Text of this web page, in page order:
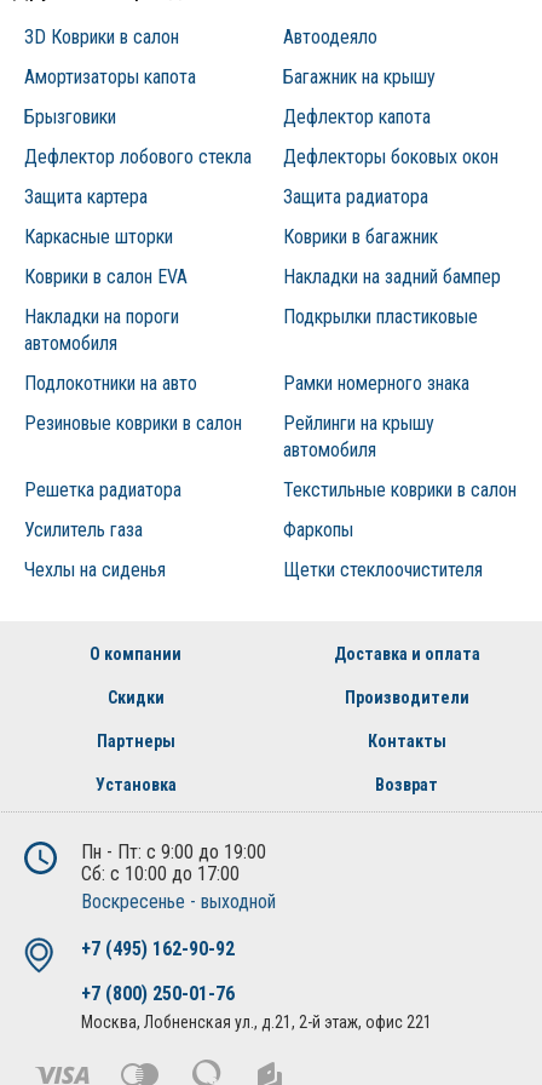
изготавливаются на высокоточном оборудовании с применением
современных технологических решений.
3D Коврики в салон
Автоодеяло
Амортизаторы капота
Багажник на крышу
Брызговики
Дефлектор капота
Дефлектор лобового стекла
Дефлекторы боковых окон
Защита картера
Защита радиатора
Каркасные шторки
Коврики в багажник
Коврики в салон EVA
Накладки на задний бампер
Накладки на пороги
автомобиля
Подкрылки пластиковые
Подлокотники на авто
Рамки номерного знака
Резиновые коврики в салон
Рейлинги на крышу
автомобиля
Решетка радиатора
Текстильные коврики в салон
Усилитель газа
Фаркопы
Чехлы на сиденья
Щетки стеклоочистителя
О компании Доставка и оплата
Скидки Производители
Партнеры Контакты
Установка Возврат
Пн - Пт: с 9:00 до 19:00
Сб: с 10:00 до 17:00
Воскресенье - выходной
+7 (495) 162-90-92
+7 (800) 250-01-76
Москва, Лобненская ул., д.21, 2-й этаж, офис 221